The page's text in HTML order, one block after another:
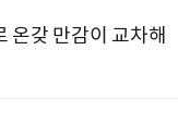
온갖 만감이 교차해